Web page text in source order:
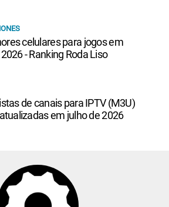
celulares para jogos em
- Ranking Roda Liso
de canais para IPTV (M3U)
em julho de 2026